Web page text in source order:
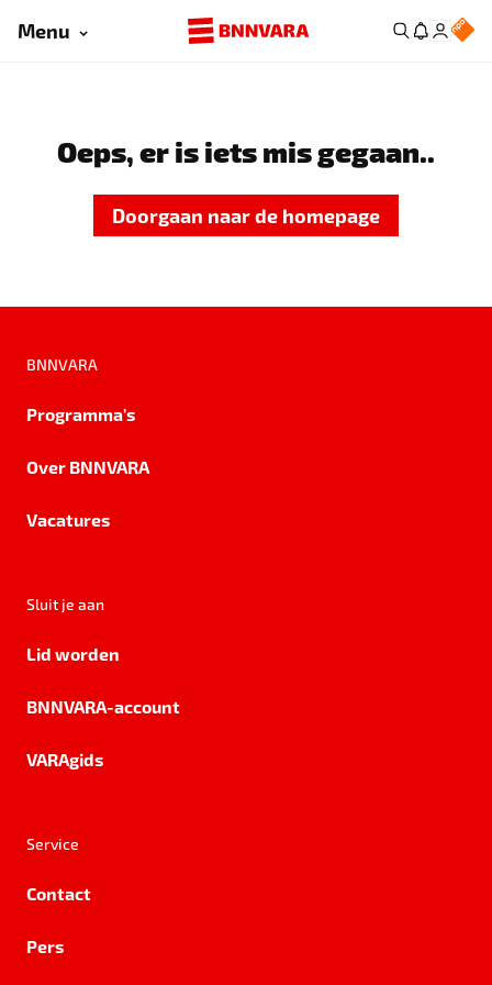
Menu
Oeps, er is iets mis gegaan..
Doorgaan naar de homepage
BNNVARA
Programma's
Over BNNVARA
Vacatures
Sluit je aan
Lid worden
BNNVARA-account
VARAgids
Service
Contact
Pers